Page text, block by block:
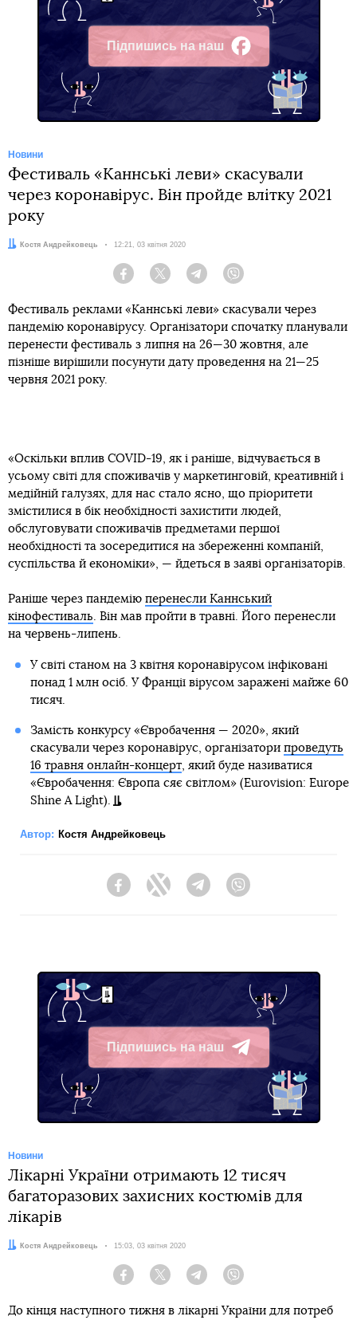
Підпишись на наш
Facebook
Новини
Фестиваль «Каннські леви» скасували
через коронавірус. Він пройде влітку 2021
року
Автор:Костя Андрейковець Дата:
12:21, 03 квітня 2020
Facebook Twitter Telegram
Фестиваль реклами «Каннські леви» скасували через
пандемію коронавірусу. Організатори спочатку планували
перенести фестиваль з липня на 26—30 жовтня, але
пізніше вирішили посунути дату проведення на 21—25
червня 2021 року.
«Оскільки вплив COVID-19, як і раніше, відчувається в
усьому світі для споживачів у маркетинговій, креативній і
медійній галузях, для нас стало ясно, що пріоритети
змістилися в бік необхідності захистити людей,
обслуговувати споживачів предметами першої
необхідності та зосередитися на збереженні компаній,
суспільства й економіки», — йдеться в заяві організаторів.
Раніше через пандемію перенесли Каннський
кінофестиваль. Він мав пройти в травні. Його перенесли
на червень-липень.
У світі станом на 3 квітня коронавірусом інфіковані
понад 1 млн осіб. У Франції вірусом заражені майже 60
тисяч.
Замість конкурсу «Євробачення — 2020», який
скасували через коронавірус, організатори проведуть
16 травня онлайн-концерт, який буде називатися
«Євробачення: Європа сяє світлом» (Eurovision: Europe
Shine A Light).
Автор: Костя Андрейковець
FacebookTwitter Telegram
Підпишись на наш
Telegram
Новини
Лікарні України отримають 12 тисяч
багаторазових захисних костюмів для
лікарів
Автор:Костя Андрейковець Дата:
15:03, 03 квітня 2020
Facebook Twitter Telegram
До кінця наступного тижня в лікарні України для потреб